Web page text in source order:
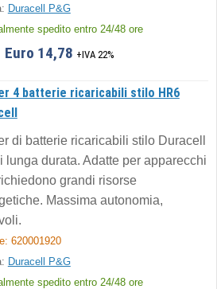
Duracell P&G
spedito entro 24/48 ore
Euro 14,78 +IVA 22%
4 batterie ricaricabili stilo HR6
di batterie ricaricabili stilo Duracell
lunga durata. Adatte per apparecchi
grandi risorse
Massima autonomia,
620001920
Duracell P&G
spedito entro 24/48 ore